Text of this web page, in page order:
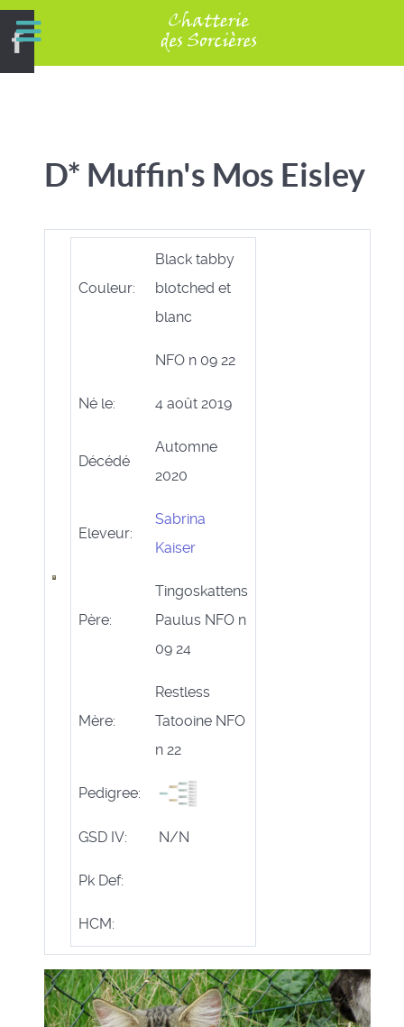
D* Muffin's Mos Eisley
Couleur:
Black tabby
blotched et
blanc
NFO n 09 22
Né le: 4 août 2019
Décédé
Automne
2020
Eleveur:
Sabrina
Kaiser
Père:
Tingoskattens
Paulus NFO n
09 24
Mère:
Restless
Tatooine NFO
n 22
Pedigree:
GSD IV: N/N
Pk Def:
HCM: